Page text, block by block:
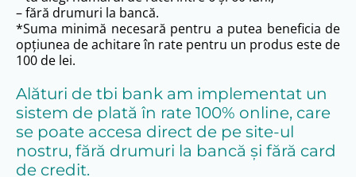
– fără drumuri la bancă.
*Suma minimă necesară pentru a putea beneficia de
opțiunea de achitare în rate pentru un produs este de
100 de lei.
Alături de tbi bank am implementat un
sistem de plată în rate 100% online, care
se poate accesa direct de pe site-ul
nostru, fără drumuri la bancă și fără card
de credit.